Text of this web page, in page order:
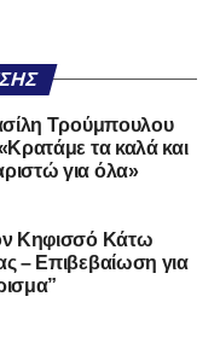
Τρούμπουλου
τα καλά και
για όλα»
Κηφισσό Κάτω
– Επιβεβαίωση για